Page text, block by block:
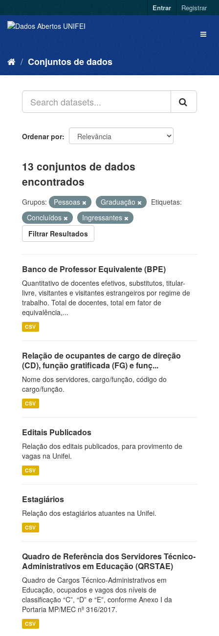
Entrar Registrar
Conjuntos de dados
Ordenar por
13 conjuntos de dados
encontrados
Grupos: Pessoas Graduação
Etiquetas:
Concluídos
Ingressantes
Filtrar Resultados
Banco de Professor Equivalente (BPE)
Quantitativo de docentes efetivos, substitutos, titular-
livre, visitantes e visitantes estrangeiros por regime de
trabalho. Total de docentes, total em fator de
equivalência,...
CSV
Relação de ocupantes de cargo de direção
(CD), função gratificada (FG) e funç...
Nome dos servidores, cargo/função, código do
cargo/função.
CSV
Editais Publicados
Relação dos editais publicados, para provimento de
vagas na Unifei.
CSV
Estagiários
Relação dos estagiários atuantes na Unifei.
CSV
Quadro de Referência dos Servidores Técnico-
Administrativos em Educação (QRSTAE)
Quadro de Cargos Técnico-Administrativos em
Educação, ocupados e vagos dos níveis de
classificação “C”, “D” e “E”, conforme Anexo I da
Portaria MP/MEC nº 316/2017.
CSV